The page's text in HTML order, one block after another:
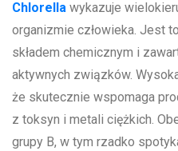
Chlorella wykazuje
organizmie człowieka. Jest
składem chemicznym i
aktywnych związków.
że skutecznie wspomaga
z toksyn i metali ciężkich.
grupy B, w tym rzadko